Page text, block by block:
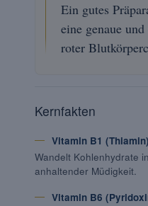
Ein gutes
eine genaue
roter
Kernfakten
Vitamin B1 (Thiamin)
Wandelt Kohlenhydrate
anhaltender Müdigkeit.
Vitamin B6